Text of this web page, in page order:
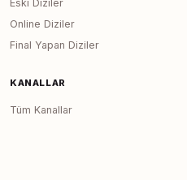
Eski Diziler
Online Diziler
Final Yapan Diziler
KANALLAR
Tüm Kanallar